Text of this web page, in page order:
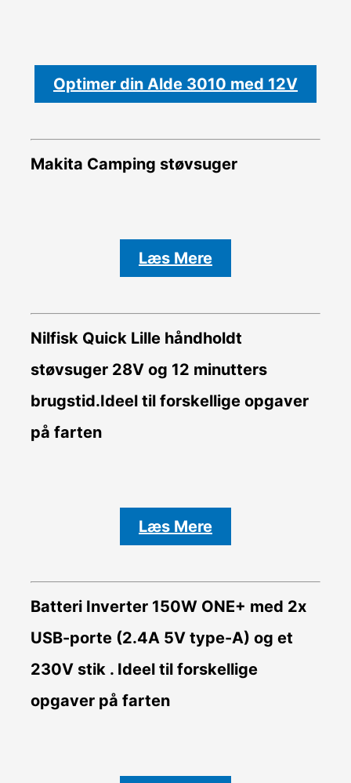
Optimer din Alde 3010 med 12V
Makita Camping støvsuger
Læs Mere
Nilfisk Quick Lille håndholdt
støvsuger 28V og 12 minutters
brugstid.Ideel til forskellige opgaver
på farten
Læs Mere
Batteri Inverter150W ONE+ med 2x
USB-porte (2.4A 5V type-A) og et
230V stik . Ideel til forskellige
opgaver på farten